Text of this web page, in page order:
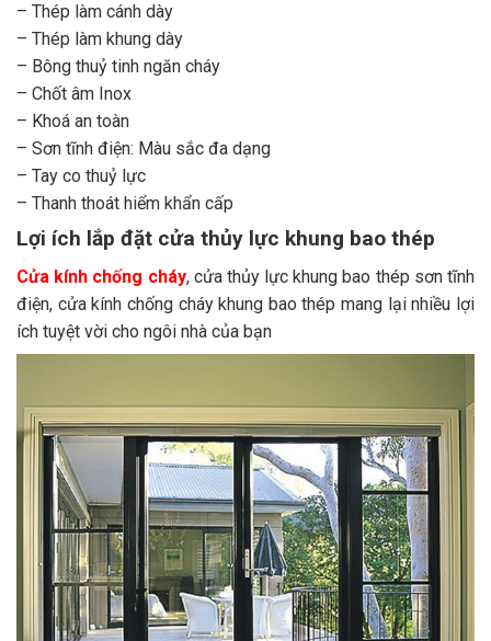
– Thép làm cánh dày
– Thép làm khung dày
– Bông thuỷ tinh ngăn cháy
– Chốt âm Inox
– Khoá an toàn
– Sơn tĩnh điện: Màu sắc đa dạng
– Tay co thuỷ lực
– Thanh thoát hiểm khẩn cấp
Lợi ích lắp đặt cửa thủy lực khung bao thép
Cửa kính chống cháy, cửa thủy lực khung bao thép sơn tĩnh
điện, cửa kính chống cháy khung bao thép mang lại nhiều lợi
ích tuyệt vời cho ngôi nhà của bạn